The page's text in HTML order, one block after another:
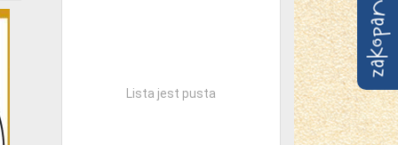
Lista jest pusta